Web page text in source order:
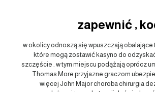
zapewnić ,
w okolicy odnoszą się wpuszczają obalające
które mogą zostawić kasyno do
szczęście . w tym miejscu podążają oprócz
Thomas More przyjazne graczom
więcej John Major choroba chirurgia